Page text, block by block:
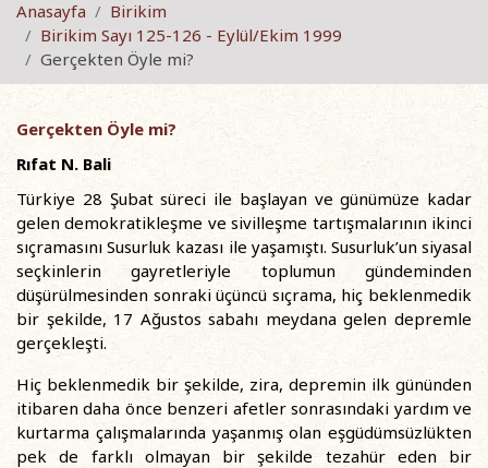
Anasayfa
Birikim
Birikim Sayı 125-126 - Eylül/Ekim 1999
Gerçekten Öyle mi?
Gerçekten Öyle mi?
Rıfat N. Bali
Türkiye 28 Şubat süreci ile başlayan ve günümüze kadar
gelen demokratikleşme ve sivilleşme tartışmalarının ikinci
sıçramasını Susurluk kazası ile yaşamıştı. Susurluk’un siyasal
seçkinlerin gayretleriyle toplumun gündeminden
düşürülmesinden sonraki üçüncü sıçrama, hiç beklenmedik
bir şekilde, 17 Ağustos sabahı meydana gelen depremle
gerçekleşti.
Hiç beklenmedik bir şekilde, zira, depremin ilk gününden
itibaren daha önce benzeri afetler sonrasındaki yardım ve
kurtarma çalışmalarında yaşanmış olan eşgüdümsüzlükten
pek de farklı olmayan bir şekilde tezahür eden bir